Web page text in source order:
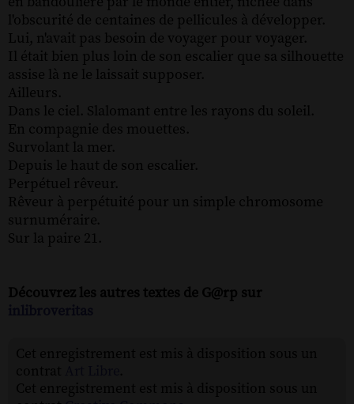
l'obscurité de centaines de pellicules à développer.
Lui, n'avait pas besoin de voyager pour voyager.
Il était bien plus loin de son escalier que sa silhouette
assise là ne le laissait supposer.
Ailleurs.
Dans le ciel. Slalomant entre les rayons du soleil.
En compagnie des mouettes.
Survolant la mer.
Depuis le haut de son escalier.
Perpétuel rêveur.
Rêveur à perpétuité pour un simple chromosome
surnuméraire.
Sur la paire 21.
Découvrez les autres textes de G@rp sur